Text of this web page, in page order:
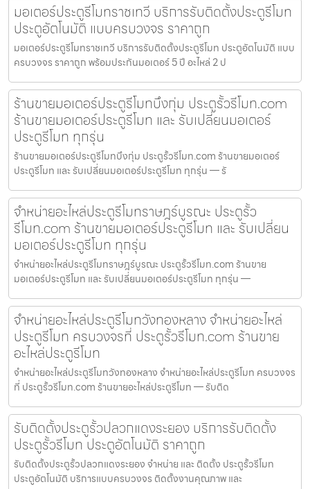
มอเตอร์ประตูรีโมทราชเทวี บริการรับติดตั้งประตูรีโมท
ประตูอัตโนมัติ แบบครบวงจร ราคาถูก
มอเตอร์ประตูรีโมทราชเทวี บริการรับติดตั้งประตูรีโมท ประตูอัตโนมัติ แบบ
ครบวงจร ราคาถูก พร้อมประกันมอเตอร์ 5 ปี อะไหล่ 2 ป
ร้านขายมอเตอร์ประตูรีโมทบึงกุ่ม ประตูรั้วรีโมท.com
ร้านขายมอเตอร์ประตูรีโมท และ รับเปลี่ยนมอเตอร์
ประตูรีโมท ทุกรุ่น
ร้านขายมอเตอร์ประตูรีโมทบึงกุ่ม ประตูรั้วรีโมท.com ร้านขายมอเตอร์
ประตูรีโมท และ รับเปลี่ยนมอเตอร์ประตูรีโมท ทุกรุ่น — รั
จำหน่ายอะไหล่ประตูรีโมทราษฎร์บูรณะ ประตูรั้ว
รีโมท.com ร้านขายมอเตอร์ประตูรีโมท และ รับเปลี่ยน
มอเตอร์ประตูรีโมท ทุกรุ่น
จำหน่ายอะไหล่ประตูรีโมทราษฎร์บูรณะ ประตูรั้วรีโมท.com ร้านขาย
มอเตอร์ประตูรีโมท และ รับเปลี่ยนมอเตอร์ประตูรีโมท ทุกรุ่น —
จำหน่ายอะไหล่ประตูรีโมทวังทองหลาง จำหน่ายอะไหล่
ประตูรีโมท ครบวงจรที่ ประตูรั้วรีโมท.com ร้านขาย
อะไหล่ประตูรีโมท
จำหน่ายอะไหล่ประตูรีโมทวังทองหลาง จำหน่ายอะไหล่ประตูรีโมท ครบวงจร
ที่ ประตูรั้วรีโมท.com ร้านขายอะไหล่ประตูรีโมท — รับติด
รับติดตั้งประตูรั้วปลวกแดงระยอง บริการรับติดตั้ง
ประตูรั้วรีโมท ประตูอัตโนมัติ ราคาถูก
รับติดตั้งประตูรั้วปลวกแดงระยอง จำหน่าย และ ติดตั้ง ประตูรั้วรีโมท
ประตูอัตโนมัติ บริการแบบครบวงจร ติดตั้งงานคุณภาพ และ